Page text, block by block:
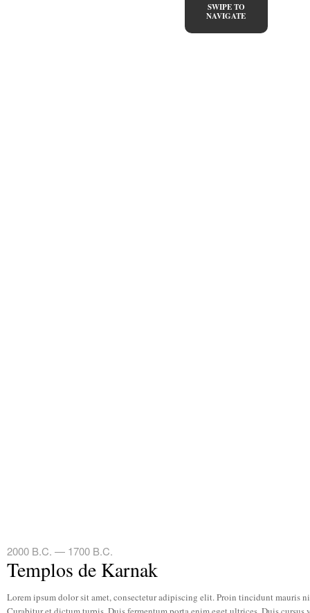
2000 B.C. — 1700 B.C.
Templos de Karnak
Lorem ipsum dolor sit amet, consectetur adipiscing elit. Proin tincidunt mauris
SWIPE TO
NAVIGATE